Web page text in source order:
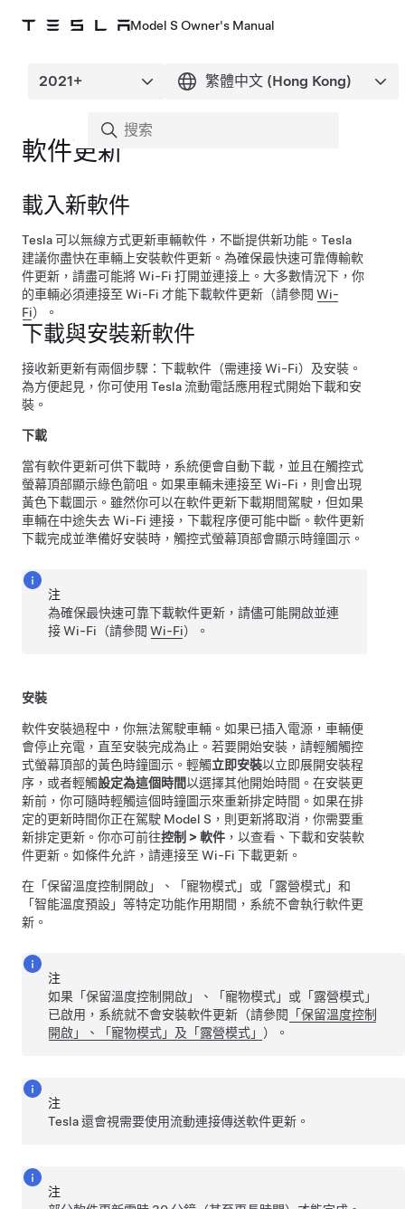
Model S Owner's Manual
軟件更新
載入新軟件
Tesla 可以無線方式更新車輛軟件，不斷提供新功能。Tesla
建議你盡快在車輛上安裝軟件更新。為確保最快速可靠傳輸軟
件更新，請盡可能將 Wi-Fi 打開並連接上。大多數情況下，你
的車輛必須連接至 Wi-Fi 才能下載軟件更新（請參閱 Wi-
Fi）。
下載與安裝新軟件
接收新更新有兩個步驟：下載軟件（需連接 Wi-Fi）及安裝。
為方便起見，你可使用 Tesla 流動電話應用程式開始下載和安
裝。
下載
當有軟件更新可供下載時，系統便會自動下載，並且在觸控式
螢幕頂部顯示綠色箭咀。如果車輛未連接至 Wi-Fi，則會出現
黃色下載圖示。雖然你可以在軟件更新下載期間駕駛，但如果
車輛在中途失去 Wi-Fi 連接，下載程序便可能中斷。軟件更新
下載完成並準備好安裝時，觸控式螢幕頂部會顯示時鐘圖示。
注
為確保最快速可靠下載軟件更新，請儘可能開啟並連
接 Wi-Fi（請參閱Wi-Fi）。
安裝
軟件安裝過程中，你無法駕駛車輛。如果已插入電源，車輛便
會停止充電，直至安裝完成為止。若要開始安裝，請輕觸觸控
式螢幕頂部的黃色時鐘圖示。輕觸立即安裝以立即展開安裝程
序，或者輕觸設定為這個時間以選擇其他開始時間。在安裝更
新前，你可隨時輕觸這個時鐘圖示來重新排定時間。如果在排
定的更新時間你正在駕駛 Model S ，則更新將取消，你需要重
新排定更新。你亦可前往控制 > 軟件 ，以查看、下載和安裝軟
件更新。如條件允許，請連接至 Wi-Fi 下載更新。
在「保留溫度控制開啟」、「寵物模式」或「露營模式」和
「智能溫度預設」等特定功能作用期間，系統不會執行軟件更
新。
注
如果「保留溫度控制開啟」、「寵物模式」或「露營模式」
已啟用，系統就不會安裝軟件更新（請參閱
「保留溫度控制
開啟」、「寵物模式」及「露營模式」 ）。
注
Tesla 還會視需要使用流動連接傳送軟件更新。
注